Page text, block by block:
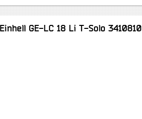
GE-LC 18 Li T-Solo 3410810